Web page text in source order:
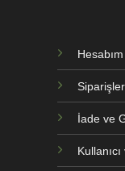
Hesabım
İade ve